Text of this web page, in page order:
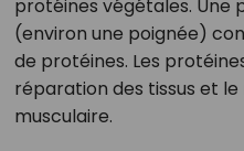
protéines végétales. Une
(environ une poignée)
de protéines. Les
réparation des tissus et
musculaire.